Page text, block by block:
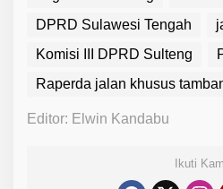
DPRD Sulawesi Tengah
Komisi III DPRD Sulteng
Raperda jalan khusus
Editor: Elwin Kandabu
Ikuti